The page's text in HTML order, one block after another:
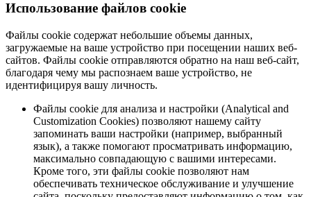
Использование файлов cookie
Файлы cookie содержат небольшие объемы данных,
загружаемые на ваше устройство при посещении наших веб-
сайтов. Файлы cookie отправляются обратно на наш веб-сайт,
благодаря чему мы распознаем ваше устройство, не
идентифицируя вашу личность.
Файлы cookie для анализа и настройки (Analytical and
Customization Cookies) позволяют нашему сайту
запоминать ваши настройки (например, выбранный
язык), а также помогают просматривать информацию,
максимально совпадающую с вашими интересами.
Кроме того, эти файлы cookie позволяют нам
обеспечивать техническое обслуживание и улучшение